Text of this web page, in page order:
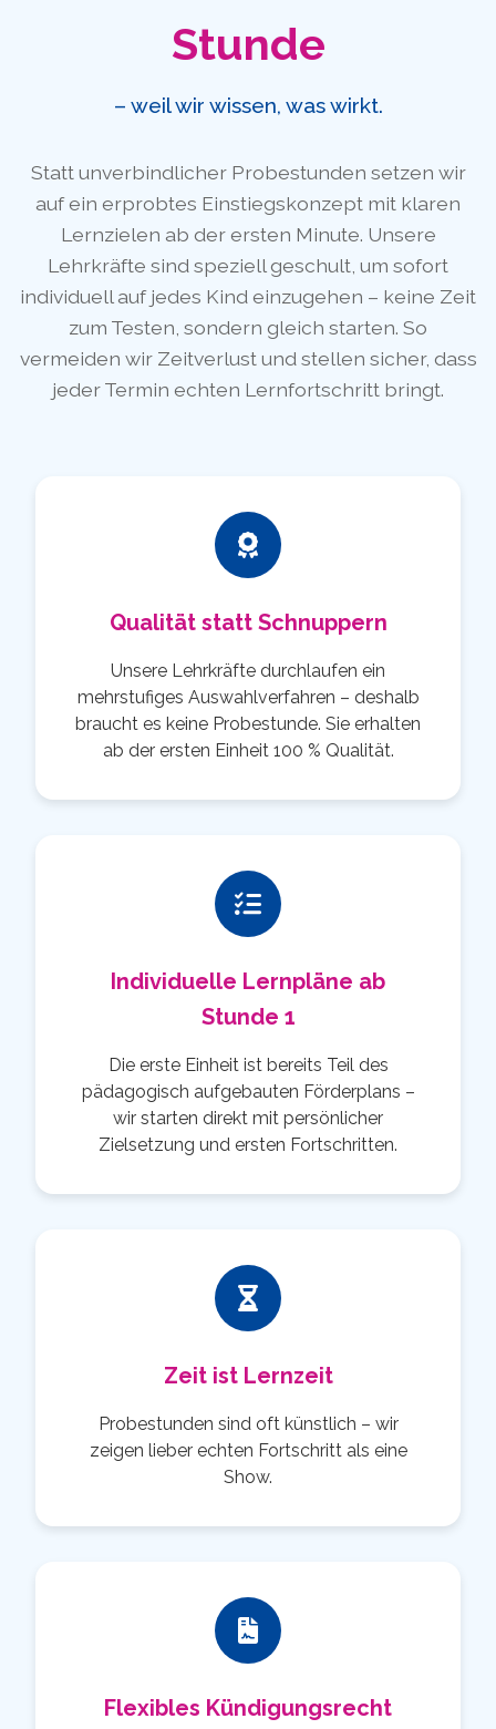
Stunde
– weil wir wissen, was wirkt.
Statt unverbindlicher Probestunden setzen wir
auf ein erprobtes Einstiegskonzept mit klaren
Lernzielen ab der ersten Minute. Unsere
Lehrkräfte sind speziell geschult, um sofort
individuell auf jedes Kind einzugehen – keine Zeit
zum Testen, sondern gleich starten. So
vermeiden wir Zeitverlust und stellen sicher, dass
jeder Termin echten Lernfortschritt bringt.
Qualität statt Schnuppern
Unsere Lehrkräfte durchlaufen ein
mehrstufiges Auswahlverfahren – deshalb
braucht es keine Probestunde. Sie erhalten
ab der ersten Einheit 100 % Qualität.
Individuelle Lernpläne ab
Stunde 1
Die erste Einheit ist bereits Teil des
pädagogisch aufgebauten Förderplans –
wir starten direkt mit persönlicher
Zielsetzung und ersten Fortschritten.
Zeit ist Lernzeit
Probestunden sind oft künstlich – wir
zeigen lieber echten Fortschritt als eine
Show.
Flexibles Kündigungsrecht